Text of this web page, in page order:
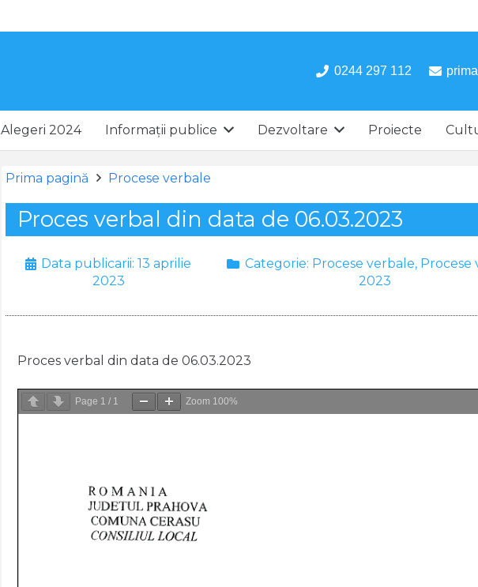
0244 297 112
Alegeri 2024 Informații publice Dezvoltare Proiecte
Prima pagină Procese verbale
Proces verbal din data de 06.03.2023
Data publicarii:13 aprilie
2023
Categorie: Procese verbale, Procese
2023
Proces verbal din data de 06.03.2023
Page 1 / 1 Zoom 100%